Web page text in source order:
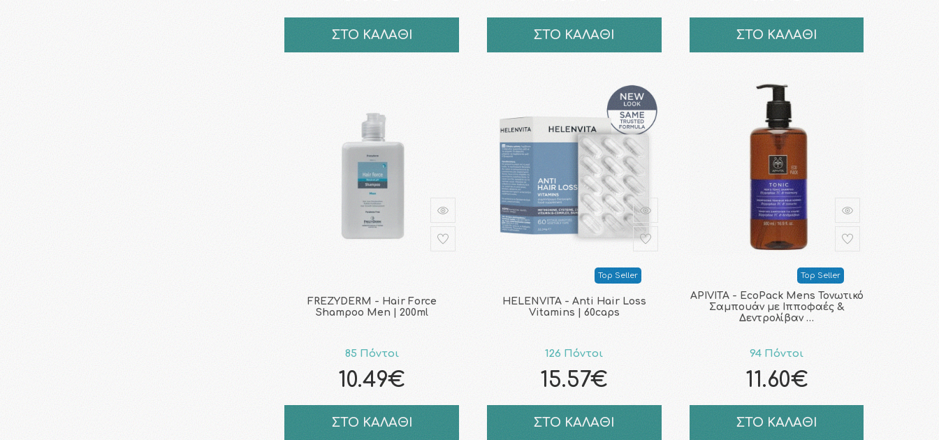
ΣΤΟ ΚΑΛΑΘΙ ΣΤΟ ΚΑΛΑΘΙ ΣΤΟ ΚΑΛΑΘΙ
FREZYDERM - Hair Force
Shampoo Men | 200ml
85 Πόντοι
10.49€
ΣΤΟ ΚΑΛΑΘΙ
Top Seller
HELENVITA - Anti Hair Loss
Vitamins | 60caps
126 Πόντοι
15.57€
ΣΤΟ ΚΑΛΑΘΙ
Top Seller
APIVITA - ΕcoPack Mens Τονωτικό
Σαμπουάν με Ιπποφαές &
Δεντρολίβαν …
94 Πόντοι
11.60€
ΣΤΟ ΚΑΛΑΘΙ